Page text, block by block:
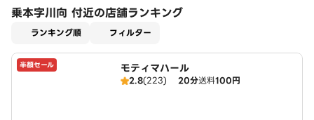
乗本字川向 付近の店舗ランキング
ランキング順 フィルター
半額セール モティマハール
2.8(223) 20分送料100円